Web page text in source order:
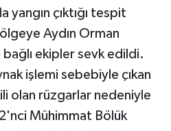
yangın çıktığı tespit
Aydın Orman
ekipler sevk edildi.
işlemi sebebiyle çıkan
olan rüzgarlar nedeniyle
Mühimmat Bölük